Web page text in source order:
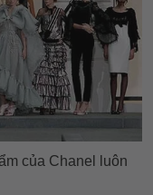
của Chanel luôn